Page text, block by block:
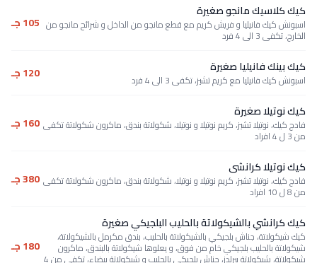
كيك كلاسيك مانجو صغيرة
اسبونش كيك فانيليا و فريش كريم مع قطع مانجو من الداخل و شرائح مانجو من
الخارج، تكفى 3 الى 4 فرد
105 جـ
كيك بينك فانيليا صغيرة
اسبونش كيك فانيليا مع كريم تشيز، تكفى 3 الى 4 فرد 120 جـ
كيك نوتيلا صغيرة
فادج كيك، نوتيلا تشيز، كريم نوتيلا و نوتيلا، شكولاتة بندق، ماكرون شكولاتة تكفى
من 3 ل 4 افراد
160 جـ
كيك نوتيلا كرانشى
فادج كيك، نوتيلا تشيز، كريم نوتيلا و نوتيلا، شكولاتة بندق، ماكرون شكولاتة تكفى
من 8 ل 10 افراد
380 جـ
كيك كرانشي بالشيكولاتة بالحليب البلجيكي صغيرة
كيك شيكولاتة، جناش بلجيكي بالشيكولاتة بالحليب، بندق مكرمل بالشيكولاتة،
شيكولاتة بالحليب بلجيكي خام من فوق، و يعلوها شيكولاتة بالبندق، ماكرون
شيكولاتة، شيكولاتة بيرلدز، جناش بلجيكي بالحليب و شيكولاتة بيضاء، تكفي من 4
180 جـ